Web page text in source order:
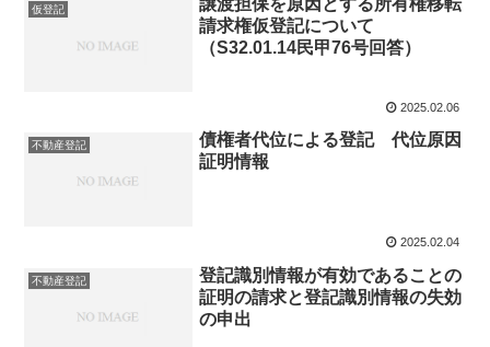
仮登記
譲渡担保を原因とする所有権移転
請求権仮登記について
（S32.01.14民甲76号回答）
2025.02.06
不動産登記
債権者代位による登記 代位原因
証明情報
2025.02.04
不動産登記
登記識別情報が有効であることの
証明の請求と登記識別情報の失効
の申出